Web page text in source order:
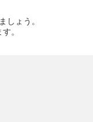
しょう。
。